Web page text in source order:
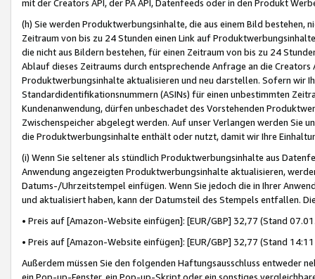
mit der Creators API, der PA API, Datenfeeds oder in den Produkt
(h) Sie werden Produktwerbungsinhalte, die aus einem Bild bestehen,
Zeitraum von bis zu 24 Stunden einen Link auf
die nicht aus Bildern bestehen, für einen Zeitraum von bis zu 24
Ablauf dieses Zeitraums durch entsprechende Anfrage an die
Produktwerbungsinhalte aktualisieren und neu darstellen. Sofern wir
Standardidentifikationsnummern (ASINs) für einen unbestimmten
Kundenanwendung, dürfen unbeschadet des Vorstehenden
Zwischenspeicher abgelegt werden. Auf unser Verlangen werden Sie
die Produktwerbungsinhalte enthält oder nutzt, damit wir Ihre
(i) Wenn Sie seltener als stündlich Produktwerbungsinhalte aus
Anwendung angezeigten Produktwerbungsinhalte aktualisieren,
Datums-/Uhrzeitstempel einfügen. Wenn Sie jedoch die in Ihrer
und aktualisiert haben, kann der Datumsteil des Stempels entfallen.
• Preis auf [Amazon-Website einfügen]: [EUR/GBP] 32,77 (Stand
• Preis auf [Amazon-Website einfügen]: [EUR/GBP] 32,77 (Stand
Außerdem müssen Sie den folgenden Haftungsausschluss entweder
ein Pop-up-Fenster, ein Pop-up-Skript oder ein sonstiges